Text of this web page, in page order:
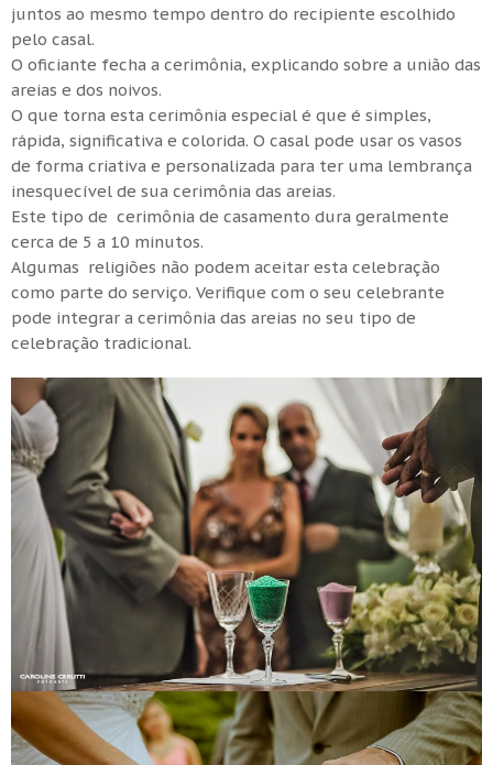
juntos ao mesmo tempo dentro do recipiente escolhido
pelo casal.
O oficiante fecha a cerimônia, explicando sobre a união das
areias e dos noivos.
O que torna esta cerimônia especial é que é simples,
rápida, significativa e colorida. O casal pode usar os vasos
de forma criativa e personalizada para ter uma lembrança
inesquecível de sua cerimônia das areias.
Este tipo de cerimônia de casamento dura geralmente
cerca de 5 a 10 minutos.
Algumas religiões não podem aceitar esta celebração
como parte do serviço. Verifique com o seu celebrante
pode integrar a cerimônia das areias no seu tipo de
celebração tradicional.